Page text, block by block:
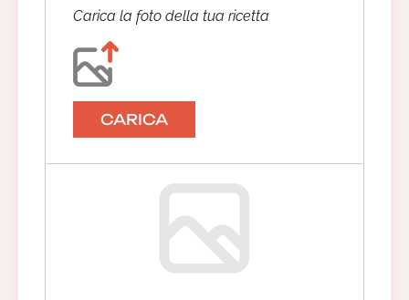
Carica la foto della tua ricetta
CARICA